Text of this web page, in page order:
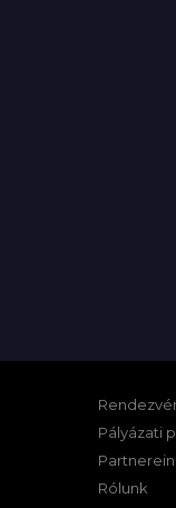
Pályázati
Rólunk